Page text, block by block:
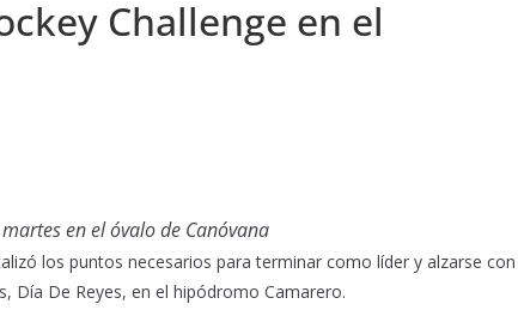
Challenge en el
en el óvalo de Canóvana
los puntos necesarios para terminar como líder y alzarse
Día De Reyes, en el hipódromo Camarero.